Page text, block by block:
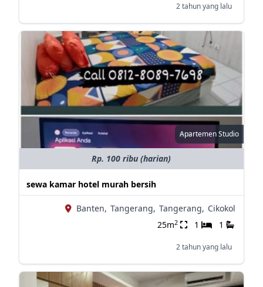
2 tahun yang lalu
Apartemen Studio
Rp. 100 ribu (harian)
sewa kamar hotel murah bersih
Banten, Tangerang, Tangerang, Cikokol
25m2 1 1
2 tahun yang lalu